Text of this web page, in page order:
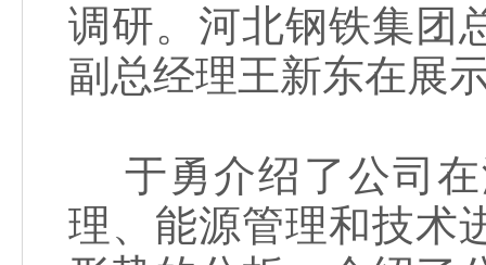
调研。河北钢铁集团
副总经理王新东在展
于勇介绍了公司在
理、能源管理和技术